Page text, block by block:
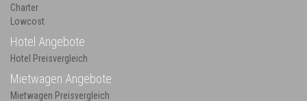
Charter
Lowcost
Hotel Angebote
Hotel Preisvergleich
Mietwagen Angebote
Mietwagen Preisvergleich